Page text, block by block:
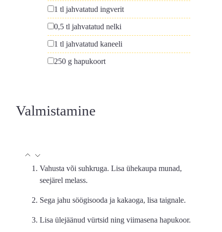
▢
1 tl jahvatatud ingverit
▢
0,5 tl jahvatatud nelki
▢
1 tl jahvatatud kaneeli
▢
250 g hapukoort
Valmistamine
Vahusta või suhkruga. Lisa ühekaupa munad,
seejärel melass.
Sega jahu söögisooda ja kakaoga, lisa taignale.
Lisa ülejäänud vürtsid ning viimasena hapukoor.